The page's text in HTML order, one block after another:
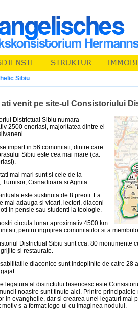
Sibiu
ati venit pe site-ul Consistoriului
Districtual Sibiu numara
2500 enoriasi, majoritatea dintre ei
impart in 56 comunitati, dintre care
Sibiu este cea mai mare (ca.
mai mari sunt si cele de la
Turnisor, Cisnadioara si Agnita.
este sustinuta de 8 preoti. La
mai adauga si vicari, lectori, diaconi
in pensie sau studenti la teologie.
circula lunar aproximativ 4500 km
pentru ingrijirea comunitatilor si a
Districtual Sibiu sunt cca. 80 monumente
si restaurate.
diaconice sunt indeplinite de catre 28
legatura al districtului bisericesc este
noastre sunt tinute aici. Printre
in evanghelie, dar si crearea unei legaturi mai
motiv s-a format logo-ul cu imaginea nodului.